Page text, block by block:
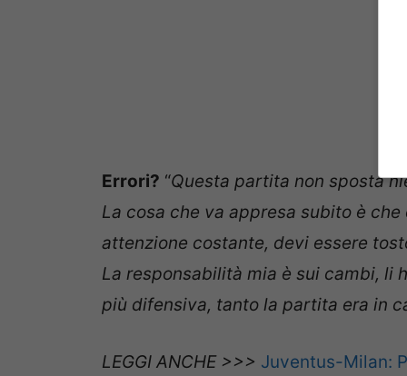
Errori? “Questa partita non sposta
La cosa che va appresa subito è
attenzione costante, devi essere
La responsabilità mia è sui cambi, li
più difensiva, tanto la partita era in
LEGGI ANCHE >>> Juventus-Milan: